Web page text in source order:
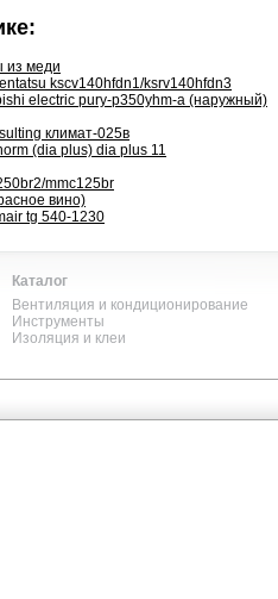
из меди
kscv140hfdn1/ksrv140hfdn3
electric pury-p350yhm-a (наружный)
климат-025в
(dia plus) dia plus 11
mmc125br
вино)
tg 540-1230
Каталог
Вентиляция и кондиционирование
Инструменты
Изоляция и клеи